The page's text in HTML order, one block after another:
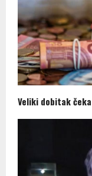
Veliki dobitak